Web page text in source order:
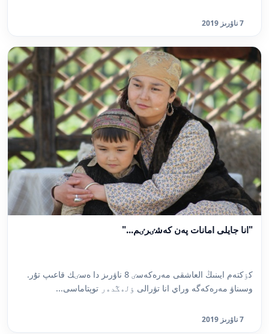
7 ناۋرىز 2019
"انا جايلى امانات پەن كەشٸرٸم..."
كٶكتەم ايىنىڭ العاشقى مەرەكەسٸ 8 ناۋرىز دا ەسٸك قاعىپ تۇر.
وسىناۋ مەرەكەگە وراي انا تۋرالى ٶلەڭدەر توپتاماسى...
7 ناۋرىز 2019